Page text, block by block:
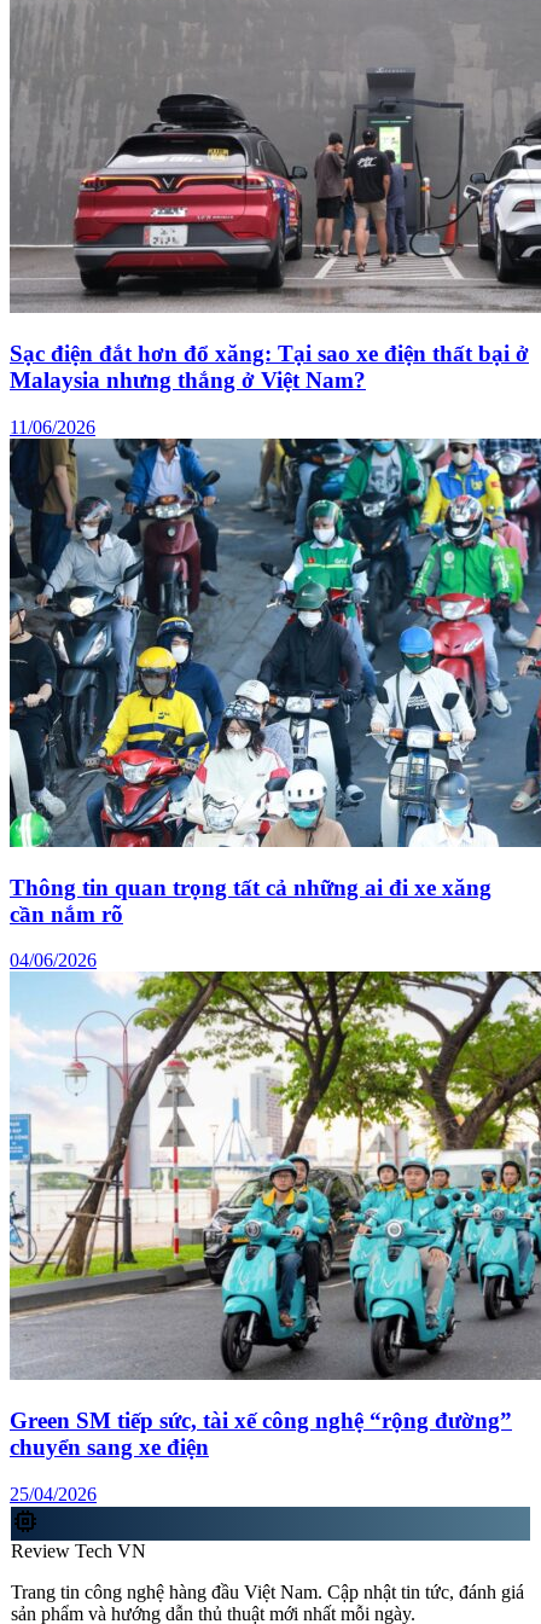
Sạc điện đắt hơn đổ xăng: Tại sao xe điện thất bại ở
Malaysia nhưng thắng ở Việt Nam?
11/06/2026
Thông tin quan trọng tất cả những ai đi xe xăng
cần nắm rõ
04/06/2026
Green SM tiếp sức, tài xế công nghệ “rộng đường”
chuyển sang xe điện
25/04/2026
memory
Review Tech VN
Trang tin công nghệ hàng đầu Việt Nam. Cập nhật tin tức, đánh giá
sản phẩm và hướng dẫn thủ thuật mới nhất mỗi ngày.